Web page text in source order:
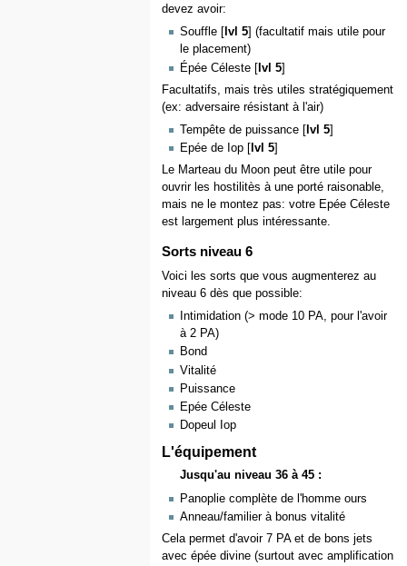
devez avoir:
Souffle [
lvl 5 ] (facultatif mais utile pour
le placement)
Épée Céleste [ lvl 5]
Facultatifs, mais très utiles stratégiquement
(ex: adversaire résistant à l'air)
Tempête de puissance [
lvl 5
Epée de Iop [
lvl 5
Le Marteau du Moon peut être utile pour
ouvrir les hostilitès à une porté raisonable,
mais ne le montez pas: votre Epée Céleste
est largement plus intéressante.
Sorts niveau 6
Voici les sorts que vous augmenterez au
niveau 6 dès que possible:
Intimidation (> mode 10 PA, pour l'avoir
à 2 PA)
Bond
Vitalité
Puissance
Epée Céleste
Dopeul Iop
L'équipement
Jusqu'au niveau 36 à 45 :
Panoplie complète de l'homme ours
Anneau/familier à bonus vitalité
Cela permet d'avoir 7 PA et de bons jets
avec épée divine (surtout avec amplification